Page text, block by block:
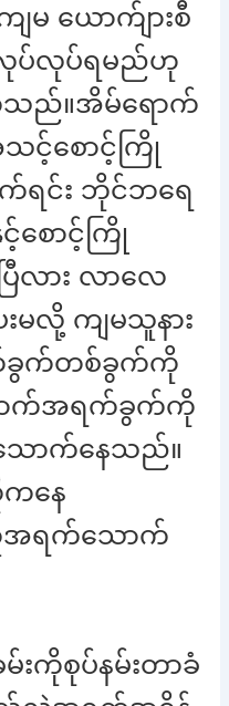
မ ယောက်ျားစီ
ပ်လုပ်ရမည်ဟု
က်သည်။အိမ်ရောက်
င့်စောင့်ကြို
ရင်း ဘိုင်ဘရေ
စောင့်ကြို
ြီလား လာလေ
မလို့ ကျမသူနား
ခွက်တစ်ခွက်ကို
ာက်အရက်ခွက်ကို
ာက်နေသည်။
နေ
အရက်သောက်
းကိုစုပ်နမ်းတာခံ